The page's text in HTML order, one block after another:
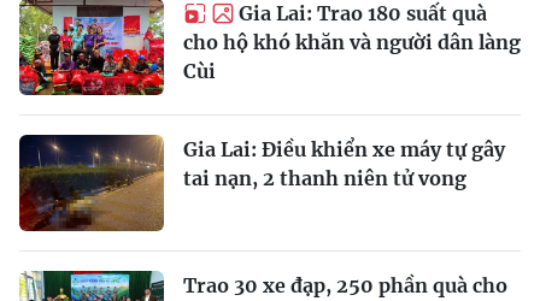
Gia Lai: Trao 180 suất quà
cho hộ khó khăn và người dân làng
Cùi
Gia Lai: Điều khiển xe máy tự gây
tai nạn, 2 thanh niên tử vong
Trao 30 xe đạp, 250 phần quà cho